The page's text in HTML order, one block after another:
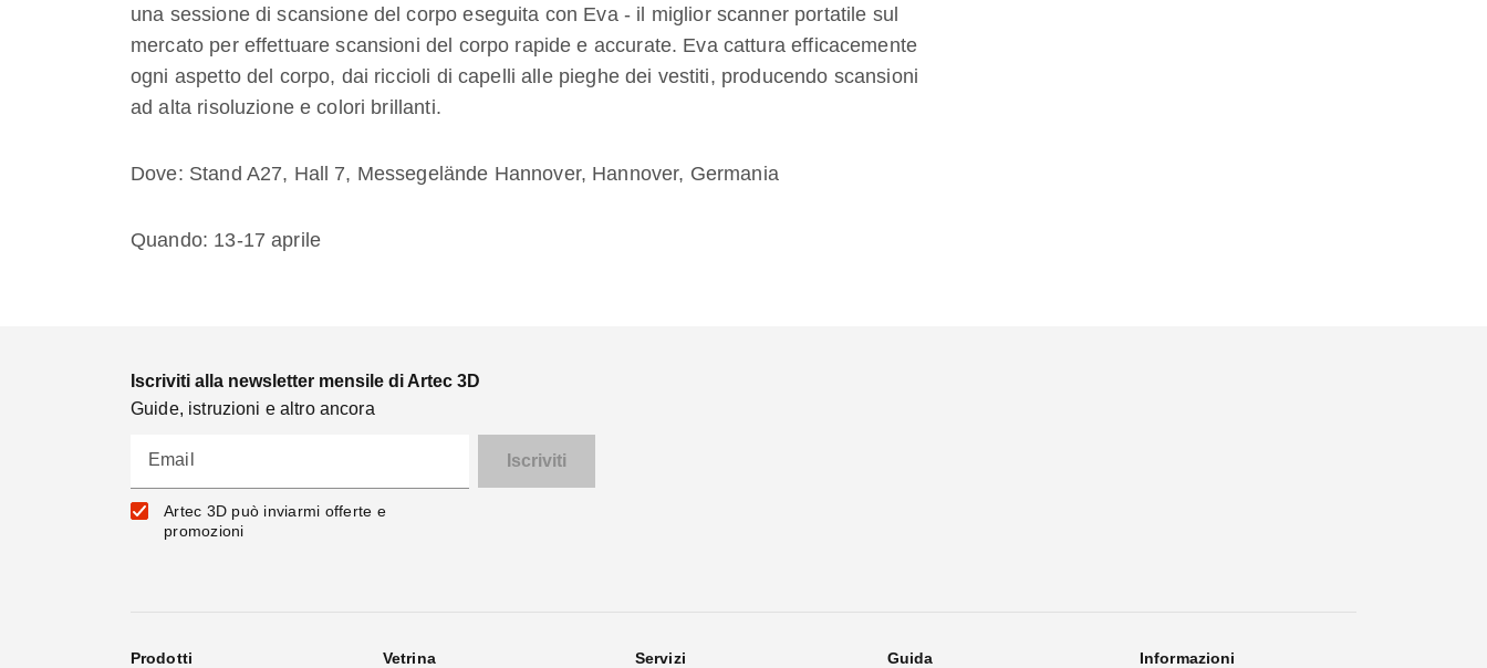
una sessione di scansione del corpo eseguita con Eva - il miglior scanner portatile sul
mercato per effettuare scansioni del corpo rapide e accurate. Eva cattura efficacemente
ogni aspetto del corpo, dai riccioli di capelli alle pieghe dei vestiti, producendo scansioni
ad alta risoluzione e colori brillanti.
Dove: Stand A27, Hall 7, Messegelände Hannover, Hannover, Germania
Quando: 13-17 aprile
Iscriviti alla newsletter mensile di Artec 3D
Guide, istruzioni e altro ancora
Email
Artec 3D può inviarmi offerte e
promozioni
Prodotti
Vetrina
Servizi
Guida
Informazioni